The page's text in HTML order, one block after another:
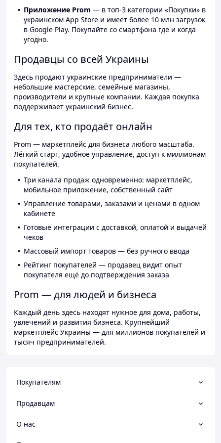
Приложение Prom — в топ-3 категории «Покупки» в
украинском App Store и имеет более 10 млн загрузок
в Google Play. Покупайте со смартфона где и когда
угодно.
Продавцы со всей Украины
Здесь продают украинские предприниматели —
небольшие мастерские, семейные магазины,
производители и крупные компании. Каждая покупка
поддерживает украинский бизнес.
Для тех, кто продаёт онлайн
Prom — маркетплейс для бизнеса любого масштаба.
Лёгкий старт, удобное управление, доступ к миллионам
покупателей.
Три канала продаж одновременно: маркетплейс,
мобильное приложение, собственный сайт
Управление товарами, заказами и ценами в одном
кабинете
Готовые интеграции с доставкой, оплатой и выдачей
чеков
Массовый импорт товаров — без ручного ввода
Рейтинг покупателей — продавец видит опыт
покупателя ещё до подтверждения заказа
Prom — для людей и бизнеса
Каждый день здесь находят нужное для дома, работы,
увлечений и развития бизнеса. Крупнейший
маркетплейс Украины — для миллионов покупателей и
тысяч предпринимателей.
Покупателям
Продавцам
О нас